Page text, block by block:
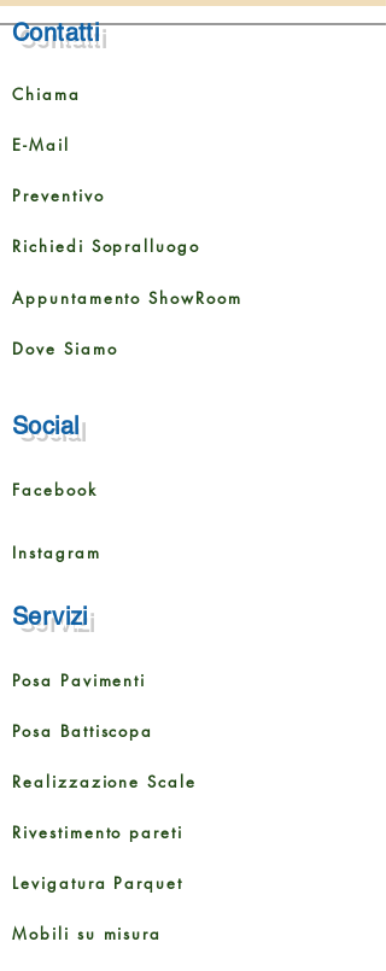
Lunghezza
1200
Larghezza
Altezza
Dimensione della
confezione
Contatti
Chiama
E-Mail
Preventivo
Richiedi Sopralluogo
Appuntamento ShowRoom
Dove Siamo
Social
Facebook
Instagram
Servizi
Posa Pavimenti
Posa Battiscopa
Realizzazione Scale
Rivestimento pareti
Levigatura Parquet
Mobili su misura